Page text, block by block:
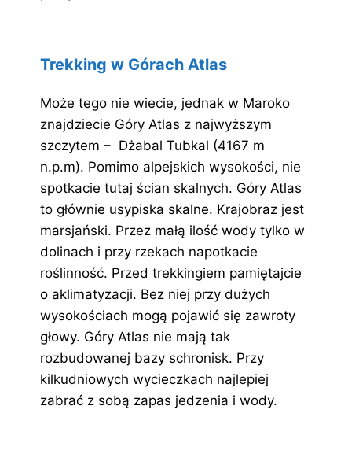
Trekking w Górach Atlas
Może tego nie wiecie, jednak w Maroko
znajdziecie Góry Atlas z najwyższym
szczytem – Dżabal Tubkal (4167 m
n.p.m). Pomimo alpejskich wysokości, nie
spotkacie tutaj ścian skalnych. Góry Atlas
to głównie usypiska skalne. Krajobraz jest
marsjański. Przez małą ilość wody tylko w
dolinach i przy rzekach napotkacie
roślinność. Przed trekkingiem pamiętajcie
o aklimatyzacji. Bez niej przy dużych
wysokościach mogą pojawić się zawroty
głowy. Góry Atlas nie mają tak
rozbudowanej bazy schronisk. Przy
kilkudniowych wycieczkach najlepiej
zabrać z sobą zapas jedzenia i wody.